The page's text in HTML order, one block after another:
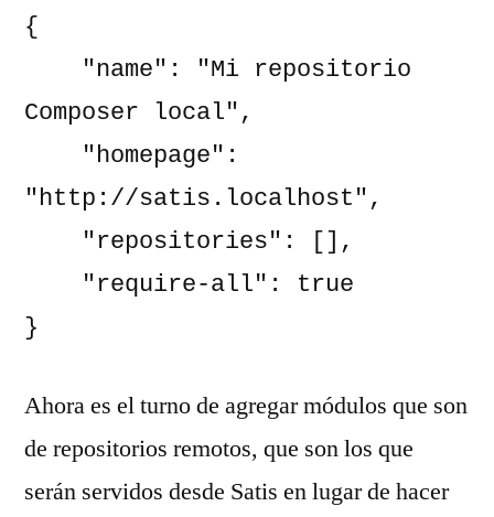
{
Composer local",
"http://satis.localhost",
}
Ahora es el turno de agregar módulos que son
de repositorios remotos, que son los que
serán servidos desde Satis en lugar de hacer